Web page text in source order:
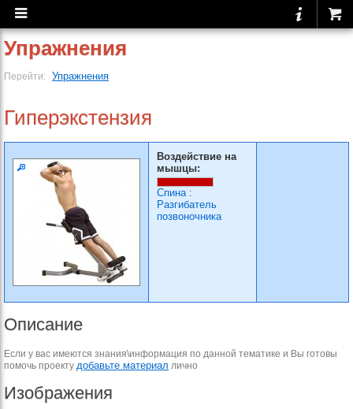
Упражнения
Перейти: Упражнения
Гиперэкстензия
Воздействие на
мышцы:
Спина:
Разгибатель
позвоночника
Описание
Если у вас имеются знания\информация по данной тематике и Вы готовы
помочь проекту добавьте материал лично
Изображения